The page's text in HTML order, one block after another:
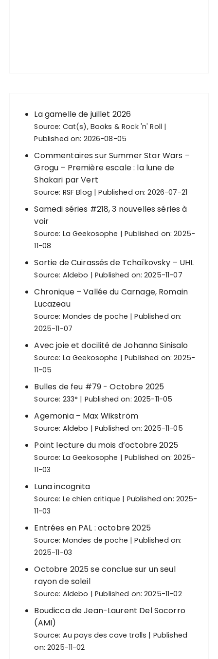
La gamelle de juillet 2026
Source: Cat(s), Books & Rock 'n' Roll
Published on: 2026-08-05
Commentaires sur Summer Star Wars –
Grogu – Première escale : la lune de
Shakari par Vert
Source: RSF Blog Published on: 2026-07-21
Samedi séries #218, 3 nouvelles séries à
voir
Source: La Geekosophe
Published on: 2025-
11-08
Sortie de Cuirassés de Tchaïkovsky – UHL
Source: Aldebo Published on: 2025-11-07
Chronique – Vallée du Carnage, Romain
Lucazeau
Source: Mondes de poche
Published on:
2025-11-07
Avec joie et docilité de Johanna Sinisalo
Source: La Geekosophe
Published on: 2025-
11-05
Bulles de feu #79 - Octobre 2025
Source: 233° Published on: 2025-11-05
Agemonia – Max Wikström
Source: Aldebo Published on: 2025-11-05
Point lecture du mois d’octobre 2025
Source: La Geekosophe
Published on: 2025-
11-03
Luna incognita
Source: Le chien critique
Published on: 2025-
11-03
Entrées en PAL : octobre 2025
Source: Mondes de poche
Published on:
2025-11-03
Octobre 2025 se conclue sur un seul
rayon de soleil
Source: Aldebo Published on: 2025-11-02
Boudicca de Jean-Laurent Del Socorro
(AMI)
Source: Au pays des cave trolls
Published
on: 2025-11-02